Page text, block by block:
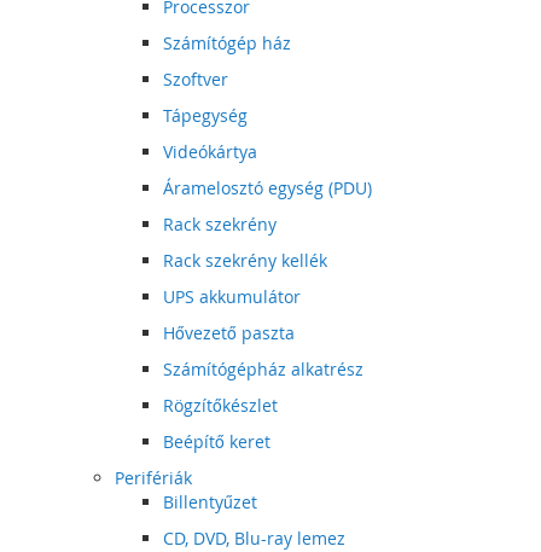
Processzor
Számítógép ház
Szoftver
Tápegység
Videókártya
Áramelosztó egység (PDU)
Rack szekrény
Rack szekrény kellék
UPS akkumulátor
Hővezető paszta
Számítógépház alkatrész
Rögzítőkészlet
Beépítő keret
Perifériák
Billentyűzet
CD, DVD, Blu-ray lemez